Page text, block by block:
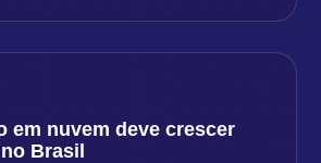
em nuvem deve crescer
Brasil